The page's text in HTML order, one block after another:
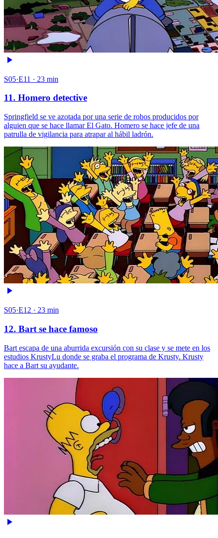
S05·E11 · 23 min
11. Homero detective
Springfield se ve azotada por una serie de robos producidos por
alguien que se hace llamar El Gato. Homero se hace jefe de una
patrulla de vigilancia para atrapar al hábil ladrón.
S05·E12 · 23 min
12. Bart se hace famoso
Bart escapa de una aburrida excursión con su clase y se mete en los
estudios KrustyLu donde se graba el programa de Krusty. Krusty
hace a Bart su ayudante.